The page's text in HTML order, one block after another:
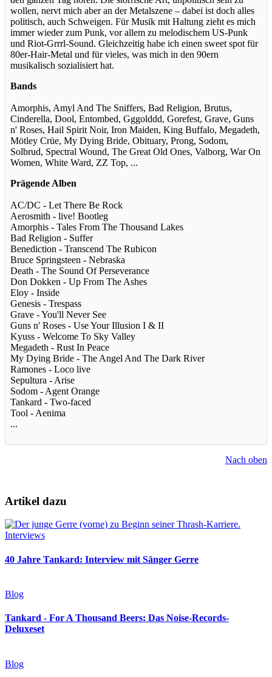
wollen, nervt mich aber an der Metalszene – dabei ist doch alles
politisch, auch Schweigen. Für Musik mit Haltung zieht es mich
immer wieder zum Punk, vor allem zu melodischem US-Punk
und Riot-Grrrl-Sound. Gleichzeitig habe ich einen sweet spot für
80er-Hair-Metal und für vieles, was mich in den 90ern
musikalisch sozialisiert hat.
Bands
Amorphis, Amyl And The Sniffers, Bad Religion, Brutus,
Cinderella, Dool, Entombed, Gggolddd, Gorefest, Grave, Guns
n' Roses, Hail Spirit Noir, Iron Maiden, King Buffalo, Megadeth,
Mötley Crüe, My Dying Bride, Obituary, Prong, Sodom,
Solbrud, Spectral Wound, The Great Old Ones, Valborg, War On
Women, White Ward, ZZ Top, ...
Prägende Alben
AC/DC - Let There Be Rock
Aerosmith - live! Bootleg
Amorphis - Tales From The Thousand Lakes
Bad Religion - Suffer
Benediction - Transcend The Rubicon
Bruce Springsteen - Nebraska
Death - The Sound Of Perseverance
Don Dokken - Up From The Ashes
Eloy - Inside
Genesis - Trespass
Grave - You'll Never See
Guns n' Roses - Use Your Illusion I & II
Kyuss - Welcome To Sky Valley
Megadeth - Rust In Peace
My Dying Bride - The Angel And The Dark River
Ramones - Loco live
Sepultura - Arise
Sodom - Agent Orange
Tankard - Two-faced
Tool - Aenima
...
Nach oben
Artikel dazu
Interviews
40 Jahre Tankard: Interview mit Sänger Gerre
Blog
Tankard - For A Thousand Beers: Das Noise-Records-
Deluxeset
Blog